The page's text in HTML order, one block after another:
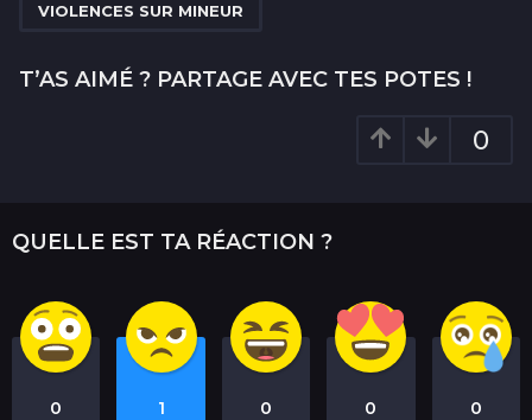
n
VIOLENCES SUR MINEUR
T’AS AIMÉ ? PARTAGE AVEC TES POTES !
0
QUELLE EST TA RÉACTION ?
0 1 0 0 0